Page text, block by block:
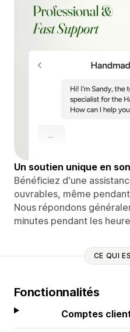
Un soutien unique en
Bénéficiez d'une
ouvrables, même
Nous répondons
minutes pendant les
CE QUI
Fonctionnalités
Comptes